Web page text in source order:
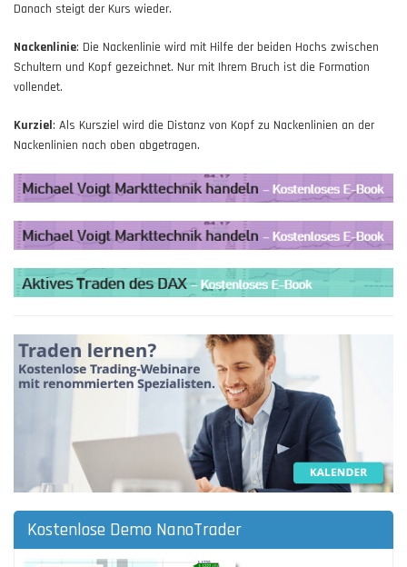
Danach steigt der Kurs wieder.
Nackenlinie: Die Nackenlinie wird mit Hilfe der beiden Hochs zwischen
Schultern und Kopf gezeichnet. Nur mit Ihrem Bruch ist die Formation
vollendet.
Kurziel: Als Kursziel wird die Distanz von Kopf zu Nackenlinien an der
Nackenlinien nach oben abgetragen.
Kostenlose Demo NanoTrader